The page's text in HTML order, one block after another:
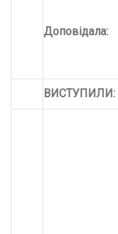
Доповідала:
ВИСТУПИЛИ: